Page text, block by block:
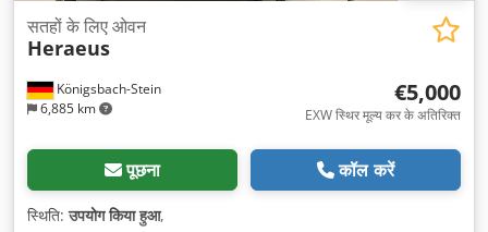
Königsbach-Stein
6,885 km
सतहों के लिए ओवन
Heraeus
€5,000
EXW स्थिर मूल्य कर के अतिरिक्त
पूछना कॉल करें
स्थिति:उपयोग किया हुआ,